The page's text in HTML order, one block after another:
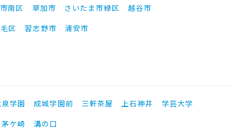
南区 草加市 さいたま市緑区
越谷市
区 習志野市 浦安市
泉学園 成城学園前 三軒茶屋 上石神井
学芸大学
茅ケ崎
溝の口